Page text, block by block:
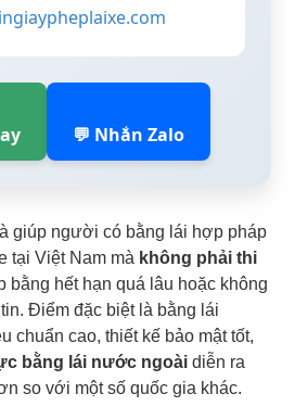
💬 Nhắn Zalo
giúp người có bằng lái hợp pháp
tại Việt Nam mà không phải thi
bằng hết hạn quá lâu hoặc không
Điểm đặc biệt là bằng lái
chuẩn cao, thiết kế bảo mật tốt,
bằng lái nước ngoài diễn ra
so với một số quốc gia khác.